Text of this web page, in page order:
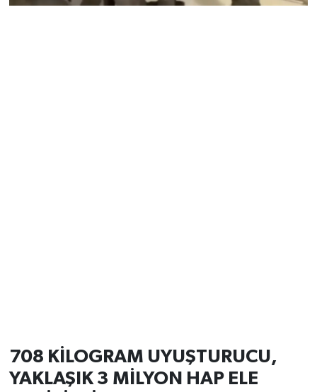
708 KİLOGRAM UYUŞTURUCU,
YAKLAŞIK 3 MİLYON HAP ELE